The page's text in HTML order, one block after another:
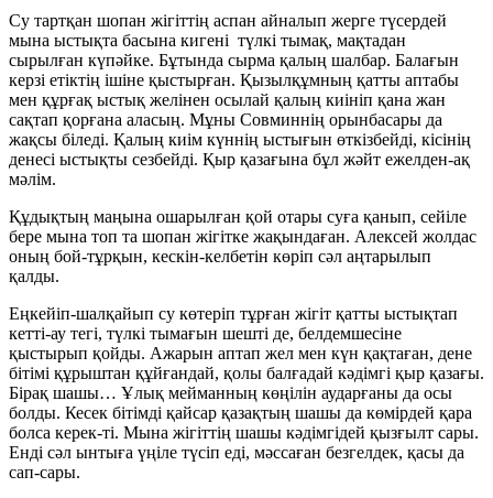
Су тартқан шопан жігіттің аспан айналып жерге түсердей
мына ыстықта басына кигені түлкі тымақ, мақтадан
сырылған күпәйке. Бұтында сырма қалың шалбар. Балағын
керзі етіктің ішіне қыстырған. Қызылқұмның қатты аптабы
мен құрғақ ыстық желінен осылай қалың киініп қана жан
сақтап қорғана аласың. Мұны Совминнің орынбасары да
жақсы біледі. Қалың киім күннің ыстығын өткізбейді, кісінің
денесі ыстықты сезбейді. Қыр қазағына бұл жәйт ежелден-ақ
мәлім.
Құдықтың маңына ошарылған қой отары суға қанып, сейіле
бере мына топ та шопан жігітке жақындаған. Алексей жолдас
оның бой-тұрқын, кескін-келбетін көріп сәл аңтарылып
қалды.
Еңкейіп-шалқайып су көтеріп тұрған жігіт қатты ыстықтап
кетті-ау тегі, түлкі тымағын шешті де, белдемшесіне
қыстырып қойды. Ажарын аптап жел мен күн қақтаған, дене
бітімі құрыштан құйғандай, қолы балғадай кәдімгі қыр қазағы.
Бірақ шашы… Ұлық мейманның көңілін аударғаны да осы
болды. Кесек бітімді қайсар қазақтың шашы да көмірдей қара
болса керек-ті. Мына жігіттің шашы кәдімгідей қызғылт сары.
Енді сәл ынтыға үңіле түсіп еді, мәссаған безгелдек, қасы да
сап-сары.